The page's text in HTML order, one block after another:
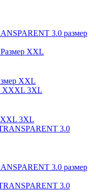
3.0 размер
XXL
3XL
3.0 размер